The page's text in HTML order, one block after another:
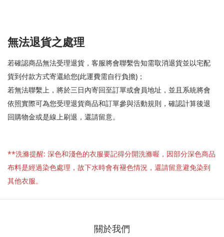
無法退貨之處理
若確認商品無法受理退貨，客服將會聯繫告知需取消退貨並以宅配
貨到付款方式寄還給您(此運費需自行負擔)；
若無法聯繫上，將於三日內寄回至訂單或會員地址，並且系統將會
依照實際可為您受理退貨商品和訂單參與活動規則，確認計算後退
回購物金或是線上刷退，還請留意。
**洗滌提醒: 深色和淺色的衣服要記得分開洗滌喔，因部分深色商品
布料是經過染色處理，故下水時會有褪色情況，還請留意避免染到
其他衣服。
關於我們